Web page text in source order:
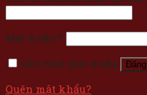
Mật khẩu *
Ghi nhớ mật khẩu
Quên mật khẩu?